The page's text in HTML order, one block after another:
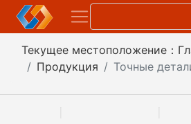
Текущее местоположение：
Продукция
Точные